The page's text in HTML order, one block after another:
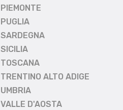
PIEMONTE
PUGLIA
SARDEGNA
SICILIA
TOSCANA
TRENTINO ALTO ADIGE
UMBRIA
VALLE D'AOSTA